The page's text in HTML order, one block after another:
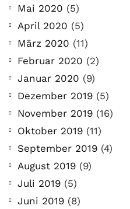
Mai 2020 (5)
April 2020 (5)
März 2020 (11)
Februar 2020 (2)
Januar 2020 (9)
Dezember 2019 (5)
November 2019 (16)
Oktober 2019 (11)
September 2019 (4)
August 2019 (9)
Juli 2019 (5)
Juni 2019 (8)